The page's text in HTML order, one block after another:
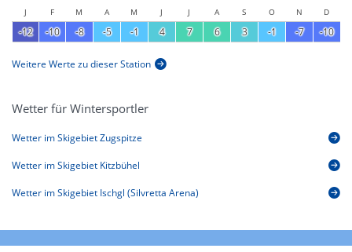
J F M A M J J A S O N D
-12 -10 -8 -5 -1 4 7 6 3 -1 -7 -10
Weitere Werte zu dieser Station
Wetter für Wintersportler
Wetter im Skigebiet Zugspitze
Wetter im Skigebiet Kitzbühel
Wetter im Skigebiet Ischgl (Silvretta Arena)